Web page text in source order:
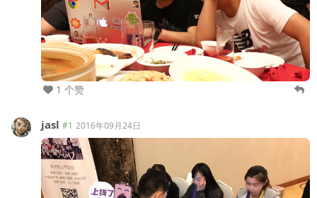
1 个赞
jasl #1 2016年09月24日